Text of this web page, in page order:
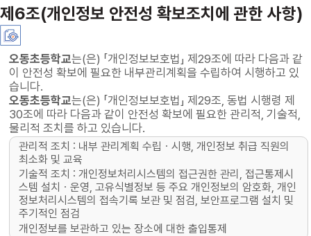
제6조(개인정보 안전성 확보조치에 관한 사항)
오동초등학교는(은) 「개인정보보호법」 제29조에 따라 다음과 같
이 안전성 확보에 필요한 내부관리계획을 수립하여 시행하고 있
습니다.
오동초등학교는(은) 「개인정보보호법」 제29조, 동법 시행령 제
30조에 따라 다음과 같이 안전성 확보에 필요한 관리적, 기술적,
물리적 조치를 하고 있습니다.
관리적 조치 : 내부 관리계획 수립ㆍ시행, 개인정보 취급 직원의
최소화 및 교육
기술적 조치 : 개인정보처리시스템의 접근권한 관리, 접근통제시
스템 설치ㆍ운영, 고유식별정보 등 주요 개인정보의 암호화, 개인
정보처리시스템의 접속기록 보관 및 점검, 보안프로그램 설치 및
주기적인 점검
개인정보를 보관하고 있는 장소에 대한 출입통제